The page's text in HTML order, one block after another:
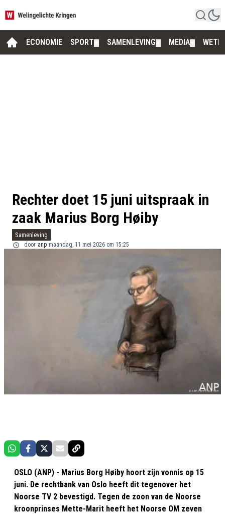
ECONOMIE SPORT SAMENLEVING MEDIA
Rechter doet 15 juni uitspraak in
zaak Marius Borg Høiby
Samenleving
door anp maandag, 11 mei 2026 om 15:25
OSLO (ANP) - Marius Borg Høiby hoort zijn vonnis op 15
juni. De rechtbank van Oslo heeft dit tegenover het
Noorse TV 2 bevestigd. Tegen de zoon van de Noorse
kroonprinses Mette-Marit heeft het Noorse OM zeven